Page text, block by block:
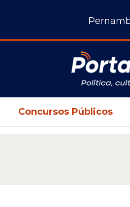
Concursos Públicos